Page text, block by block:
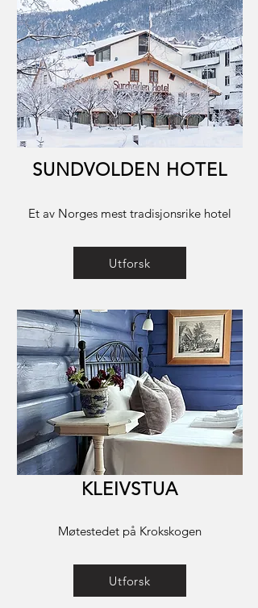
SUNDVOLDEN HOTEL
Et av Norges mest tradisjonsrike hotel
Utforsk
KLEIVSTUA
Møtestedet på Krokskogen
Utforsk